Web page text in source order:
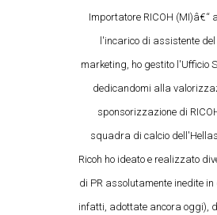
Importatore RICOH (MI)â€“
l'incarico di assistente
marketing, ho gestito l'Ufficio
dedicandomi alla
sponsorizzazione di
squadra di calcio
Ricoh ho ideato e realizzato
di PR assolutamente inedite in
infatti, adottate ancora oggi),